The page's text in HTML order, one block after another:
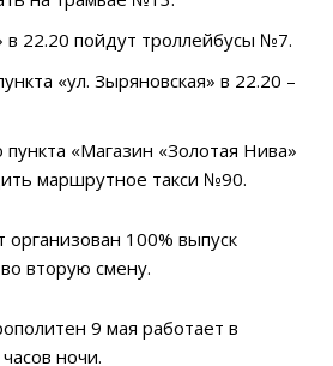
в 22.20 пойдут троллейбусы №7.
«ул. Зыряновская» в 22.20 –
«Магазин «Золотая Нива»
маршрутное такси №90.
100% выпуск
вторую смену.
9 мая работает в
ночи.